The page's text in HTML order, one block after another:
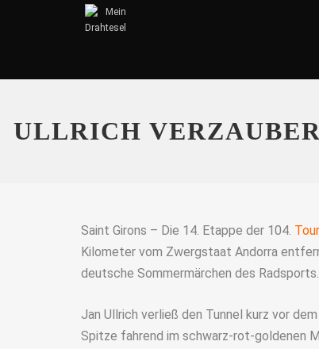
ULLRICH
Saint Girons – Die 14. Etappe der 104.
Kilometer vom Zwergstaat Andorra
deutsche Sommermärchen des Radsports.
Jan Ullrich verließ den Tunnel kurz vor
Spitze fahrend im schwarz-rot-goldenen